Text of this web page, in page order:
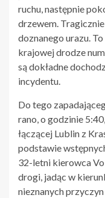
ruchu, następnie
drzewem.
doznanego urazu.
krajowej drodze
są dokładne
incydentu.
Do tego
rano, o godzinie
łączącej Lublin z
podstawie
32-letni kierowca
drogi, jadąc w
nieznanych